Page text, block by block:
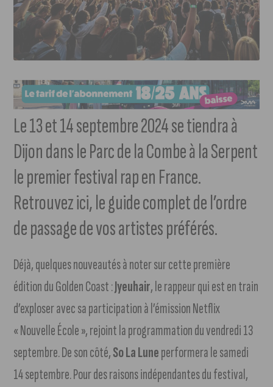
Le 13 et 14 septembre 2024 se tiendra à
Dijon dans le Parc de la Combe à la Serpent
le premier festival rap en France.
Retrouvez ici, le guide complet de l’ordre
de passage de vos artistes préférés.
Déjà, quelques nouveautés à noter sur cette première
édition du Golden Coast :Jyeuhair, le rappeur qui est en train
d’exploser avec sa participation à l’émission Netflix
« Nouvelle École », rejoint la programmation du vendredi 13
septembre. De son côté,So La Luneperformera le samedi
14 septembre. Pour des raisons indépendantes du festival,